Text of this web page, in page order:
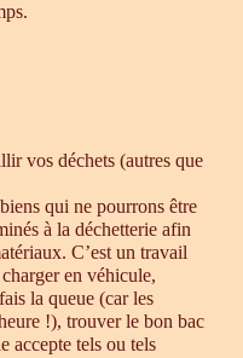
vos déchets (autres que
qui ne pourrons être
à la déchetterie afin
C’est un travail
en véhicule,
la queue (car les
!), trouver le bon bac
accepte tels ou tels